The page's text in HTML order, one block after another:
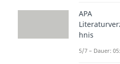
Das
ihre
APA
hnis
5/7 – Dauer: